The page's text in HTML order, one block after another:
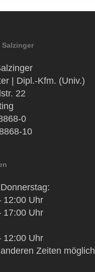
Salzinger
| Dipl.-Kfm. (Univ.)
22
0
10
12:00 Uhr
17:00 Uhr
12:00 Uhr
Zeiten möglich